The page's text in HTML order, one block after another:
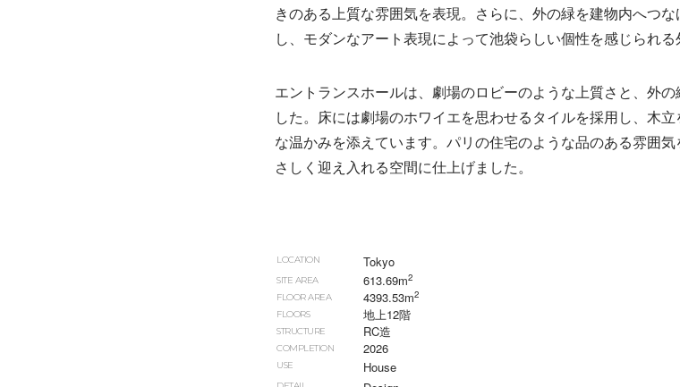
きのある上質な雰囲気を表現。さらに、外の緑を建物内へつ
し、モダンなアート表現によって池袋らしい個性を感じられる
エントランスホールは、劇場のロビーのような上質さと、外
した。床には劇場のホワイエを思わせるタイルを採用し、木
な温かみを添えています。パリの住宅のような品のある雰囲
さしく迎え入れる空間に仕上げました。
LOCATION Tokyo
SITE AREA 613.69m2
FLOOR AREA 4393.53m2
FLOORS 地上12階
STRUCTURE RC造
COMPLETION 2026
USE House